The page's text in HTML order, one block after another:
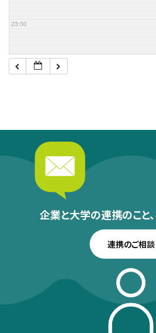
23:00
企業と大学の連携のこと、
連携のご相談